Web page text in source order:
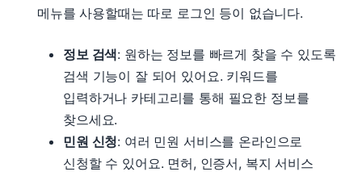
메뉴를 사용할때는 따로 로그인 등이 없습니다.
정보 검색: 원하는 정보를 빠르게 찾을 수 있도록
검색 기능이 잘 되어 있어요. 키워드를
입력하거나 카테고리를 통해 필요한 정보를
찾으세요.
민원 신청: 여러 민원 서비스를 온라인으로
신청할 수 있어요. 면허, 인증서, 복지 서비스